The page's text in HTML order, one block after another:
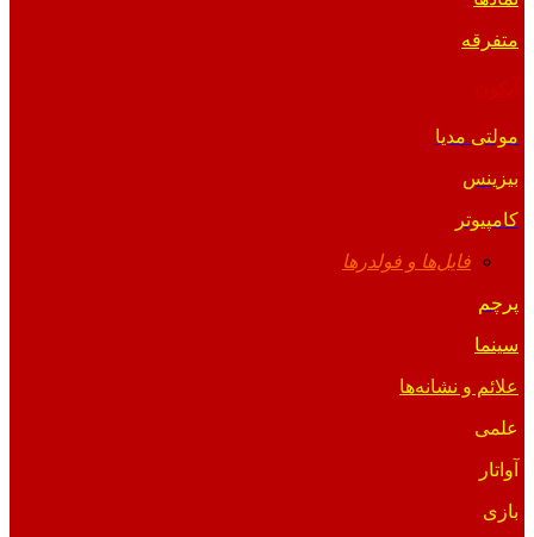
متفرقه
مولتی مدیا
بیزینس
کامپیوتر
فایل‌ها و فولدرها
پرچم
سینما
علائم و نشانه‌ها
علمی
آواتار
بازی